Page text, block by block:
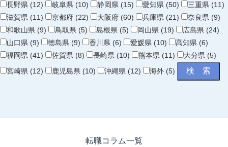
長野県 (12)
岐阜県 (10) 静岡県 (15) 愛知県 (50)
三重県 (11)
滋賀県 (11)
京都府 (22) 大阪府 (60) 兵庫県 (21)
奈良県 (9)
和歌山県 (9)
鳥取県 (5) 島根県 (5) 岡山県 (19)
広島県 (24)
山口県 (9)
徳島県 (9) 香川県 (6) 愛媛県 (10)
高知県 (6)
福岡県 (41)
佐賀県 (8) 長崎県 (10) 熊本県 (11)
大分県 (5)
宮崎県 (12)
鹿児島県 (10) 沖縄県 (12) 海外 (5)
転職コラム一覧